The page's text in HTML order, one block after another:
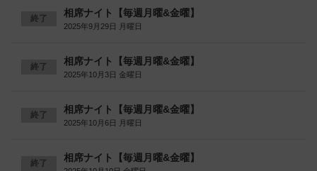
終了 相席ナイト【毎週月曜&金曜】
2025年9月29日 月曜日
終了 相席ナイト【毎週月曜&金曜】
2025年10月3日 金曜日
終了 相席ナイト【毎週月曜&金曜】
2025年10月6日 月曜日
終了 相席ナイト【毎週月曜&金曜】